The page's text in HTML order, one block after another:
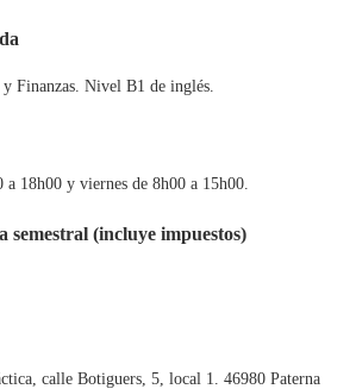
Finanzas. Nivel B1 de inglés.
a 18h00 y viernes de 8h00 a 15h00.
semestral (incluye impuestos)
calle Botiguers, 5, local 1. 46980 Paterna